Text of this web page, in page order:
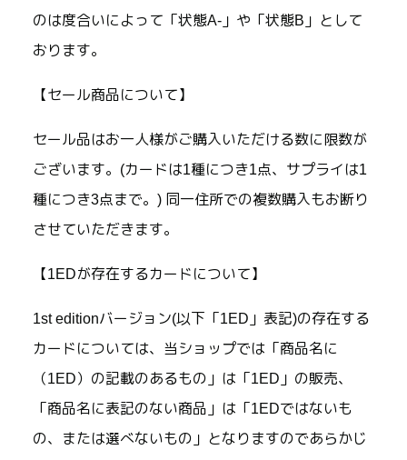
のは度合いによって「状態A-」や「状態B」として
おります。
【セール商品について】
セール品はお一人様がご購入いただける数に限数が
ございます。(カードは1種につき1点、サプライは1
種につき3点まで。) 同一住所での複数購入もお断り
させていただきます。
【1EDが存在するカードについて】
1st editionバージョン(以下「1ED」表記)の存在する
カードについては、当ショップでは「商品名に
（1ED）の記載のあるもの」は「1ED」の販売、
「商品名に表記のない商品」は「1EDではないも
の、または選べないもの」となりますのであらかじ